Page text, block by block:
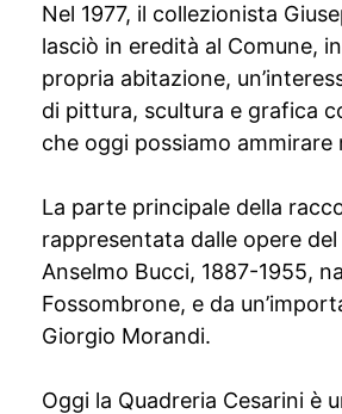
Nel 1977, il collezionista
lasciò in eredità al Comune,
propria abitazione,
di pittura, scultura e grafica
che oggi possiamo ammirare
La parte principale della
rappresentata dalle opere
Anselmo Bucci, 1887-1955,
Fossombrone, e da
Giorgio Morandi.
Oggi la Quadreria Cesarini è